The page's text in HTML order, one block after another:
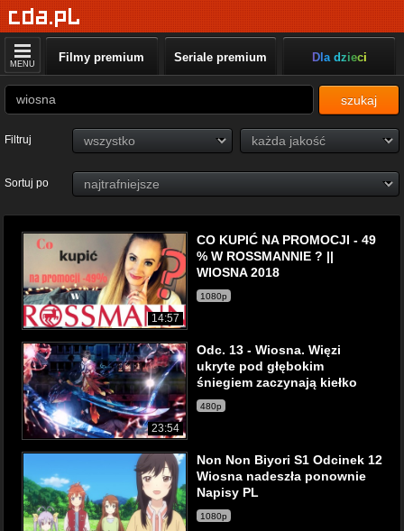
MENU Filmy premium Seriale premium Dla dzieci
szukaj
Filtruj
Sortuj po
14:57
CO KUPIĆ NA PROMOCJI - 49
% W ROSSMANNIE ? ||
WIOSNA 2018
1080p
23:54
Odc. 13 - Wiosna. Więzi
ukryte pod głębokim
śniegiem zaczynają kiełko
480p
Non Non Biyori S1 Odcinek 12
Wiosna nadeszła ponownie
Napisy PL
1080p